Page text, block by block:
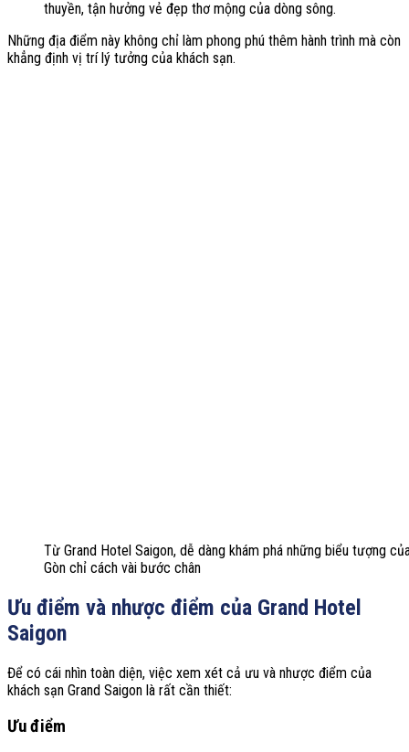
thuyền, tận hưởng vẻ đẹp thơ mộng của dòng sông.
Những địa điểm này không chỉ làm phong phú thêm hành trình mà còn
khẳng định vị trí lý tưởng của khách sạn.
Từ Grand Hotel Saigon, dễ dàng khám phá những biểu tượng
Gòn chỉ cách vài bước chân
Ưu điểm và nhược điểm của Grand Hotel
Saigon
Để có cái nhìn toàn diện, việc xem xét cả ưu và nhược điểm của
khách sạn Grand Saigon là rất cần thiết:
Ưu điểm